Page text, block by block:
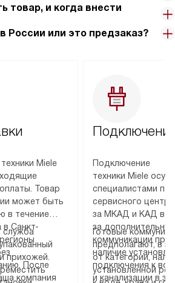
товар, и когда внести
России или это предзаказ?
Miele
Товар
может быть
в течение
в Санкт-
После
компания
служба
прихожей.
Подключение
техники Miele
специалистами
сервисного
за МКАД и КАД
за
коммуникации
наличие
подключения к
и канализации в
Готовые
предполагают, в
от категории,
установленной